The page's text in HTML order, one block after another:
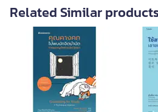
Related Similar